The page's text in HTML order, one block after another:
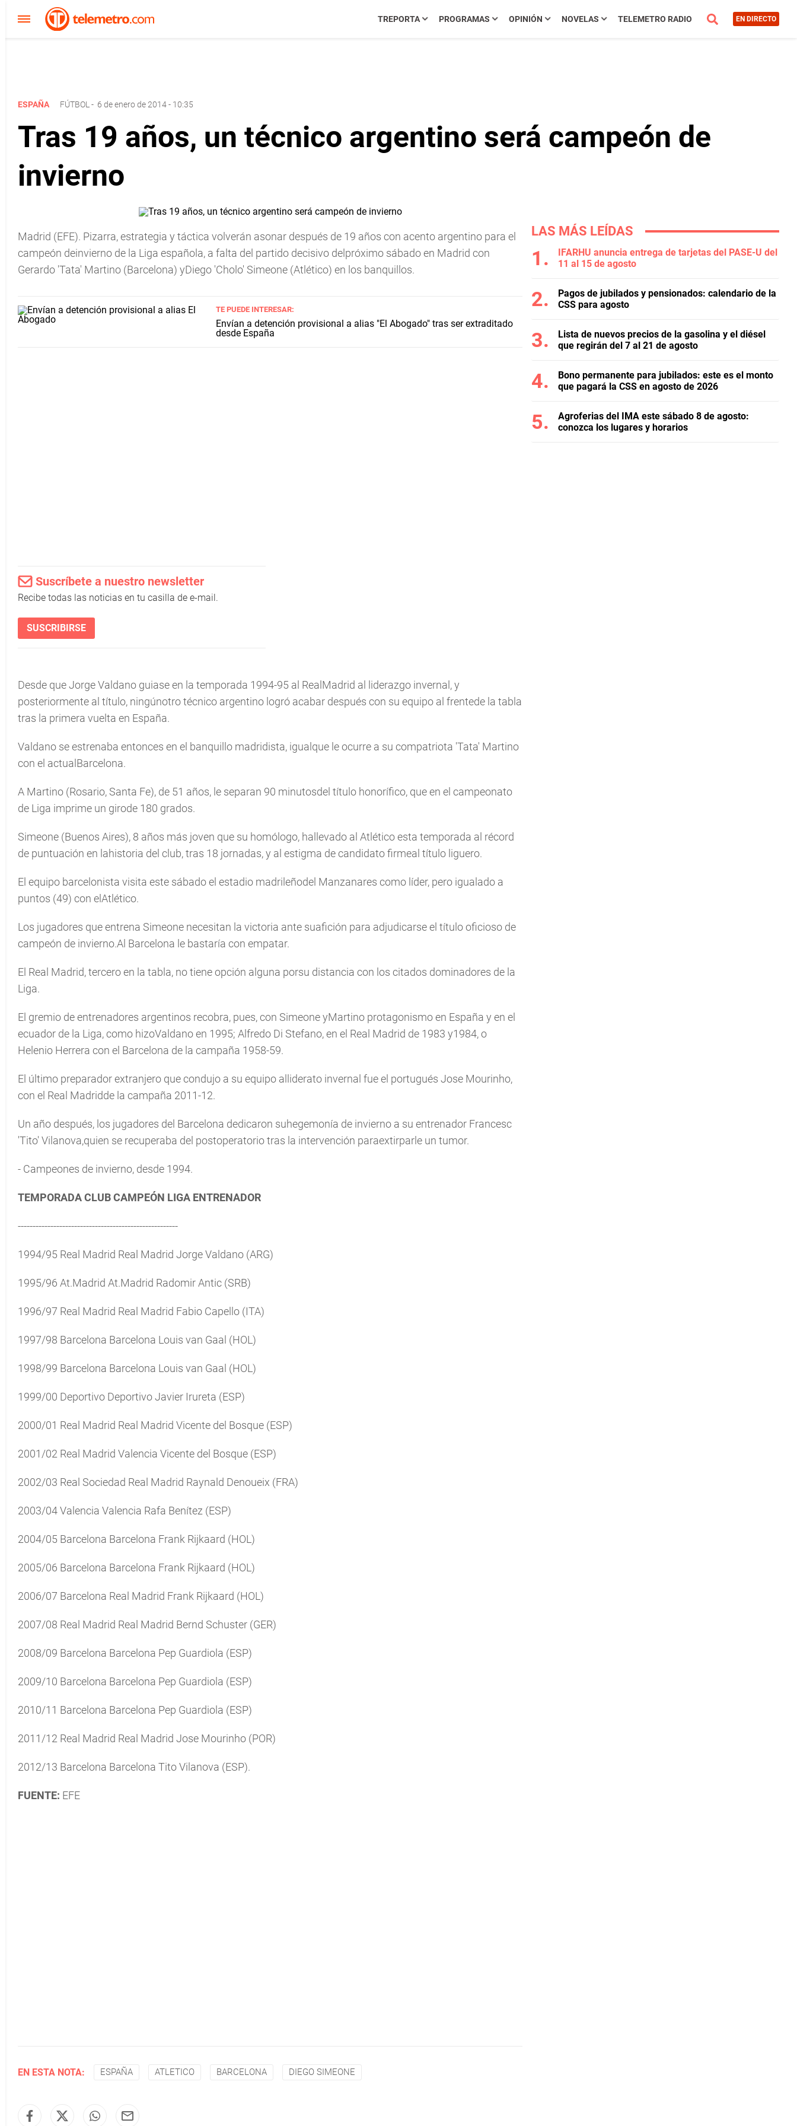
TREPORTA PROGRAMAS OPINIÓN NOVELAS TELEMETRO RADIO EN DIRECTO
ESPAÑA FÚTBOL - 6 de enero de 2014 - 10:35
Tras 19 años, un técnico argentino será campeón de
invierno
Madrid (EFE). Pizarra, estrategia y táctica volverán asonar después de 19 años con acento argentino para el
campeón deinvierno de la Liga española, a falta del partido decisivo delpróximo sábado en Madrid con
Gerardo 'Tata' Martino (Barcelona) yDiego 'Cholo' Simeone (Atlético) en los banquillos.
TE PUEDE INTERESAR:
Envían a detención provisional a alias "El Abogado" tras ser extraditado
desde España
Suscríbete a nuestro newsletter
Recibe todas las noticias en tu casilla de e-mail.
SUSCRIBIRSE
Desde que Jorge Valdano guiase en la temporada 1994-95 al RealMadrid al liderazgo invernal, y
posteriormente al título, ningúnotro técnico argentino logró acabar después con su equipo al frentede la tabla
tras la primera vuelta en España.
Valdano se estrenaba entonces en el banquillo madridista, igualque le ocurre a su compatriota 'Tata' Martino
con el actualBarcelona.
A Martino (Rosario, Santa Fe), de 51 años, le separan 90 minutosdel título honorífico, que en el campeonato
de Liga imprime un girode 180 grados.
Simeone (Buenos Aires), 8 años más joven que su homólogo, hallevado al Atlético esta temporada al récord
de puntuación en lahistoria del club, tras 18 jornadas, y al estigma de candidato firmeal título liguero.
El equipo barcelonista visita este sábado el estadio madrileñodel Manzanares como líder, pero igualado a
puntos (49) con elAtlético.
Los jugadores que entrena Simeone necesitan la victoria ante suafición para adjudicarse el título oficioso de
campeón de invierno.Al Barcelona le bastaría con empatar.
El Real Madrid, tercero en la tabla, no tiene opción alguna porsu distancia con los citados dominadores de la
Liga.
El gremio de entrenadores argentinos recobra, pues, con Simeone yMartino protagonismo en España y en el
ecuador de la Liga, como hizoValdano en 1995; Alfredo Di Stefano, en el Real Madrid de 1983 y1984, o
Helenio Herrera con el Barcelona de la campaña 1958-59.
El último preparador extranjero que condujo a su equipo alliderato invernal fue el portugués Jose Mourinho,
con el Real Madridde la campaña 2011-12.
Un año después, los jugadores del Barcelona dedicaron suhegemonía de invierno a su entrenador Francesc
'Tito' Vilanova,quien se recuperaba del postoperatorio tras la intervención paraextirparle un tumor.
- Campeones de invierno, desde 1994.
TEMPORADA CLUB CAMPEÓN LIGA ENTRENADOR
------------------------------------------------------
1994/95 Real Madrid Real Madrid Jorge Valdano (ARG)
1995/96 At.Madrid At.Madrid Radomir Antic (SRB)
1996/97 Real Madrid Real Madrid Fabio Capello (ITA)
1997/98 Barcelona Barcelona Louis van Gaal (HOL)
1998/99 Barcelona Barcelona Louis van Gaal (HOL)
1999/00 Deportivo Deportivo Javier Irureta (ESP)
2000/01 Real Madrid Real Madrid Vicente del Bosque (ESP)
2001/02 Real Madrid Valencia Vicente del Bosque (ESP)
2002/03 Real Sociedad Real Madrid Raynald Denoueix (FRA)
2003/04 Valencia Valencia Rafa Benítez (ESP)
2004/05 Barcelona Barcelona Frank Rijkaard (HOL)
2005/06 Barcelona Barcelona Frank Rijkaard (HOL)
2006/07 Barcelona Real Madrid Frank Rijkaard (HOL)
2007/08 Real Madrid Real Madrid Bernd Schuster (GER)
2008/09 Barcelona Barcelona Pep Guardiola (ESP)
2009/10 Barcelona Barcelona Pep Guardiola (ESP)
2010/11 Barcelona Barcelona Pep Guardiola (ESP)
2011/12 Real Madrid Real Madrid Jose Mourinho (POR)
2012/13 Barcelona Barcelona Tito Vilanova (ESP).
FUENTE: EFE
EN ESTA NOTA: ESPAÑA ATLETICO BARCELONA DIEGO SIMEONE
LAS MÁS LEÍDAS
IFARHU anuncia entrega de tarjetas del PASE-U del
11 al 15 de agosto
Pagos de jubilados y pensionados: calendario de la
CSS para agosto
Lista de nuevos precios de la gasolina y el diésel
que regirán del 7 al 21 de agosto
Bono permanente para jubilados: este es el monto
que pagará la CSS en agosto de 2026
Agroferias del IMA este sábado 8 de agosto:
conozca los lugares y horarios